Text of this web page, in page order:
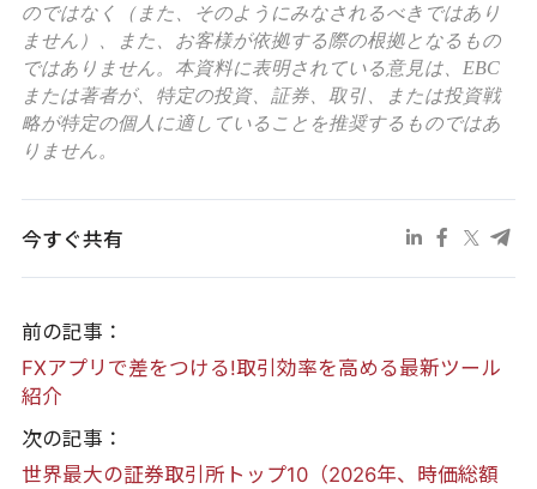
のではなく（また、そのようにみなされるべきではあり
ません）、また、お客様が依拠する際の根拠となるもの
ではありません。本資料に表明されている意見は、EBC
または著者が、特定の投資、証券、取引、または投資戦
略が特定の個人に適していることを推奨するものではあ
りません。
今すぐ共有
前の記事：
FXアプリで差をつける!取引効率を高める最新ツール
紹介
次の記事：
世界最大の証券取引所トップ10（2026年、時価総額